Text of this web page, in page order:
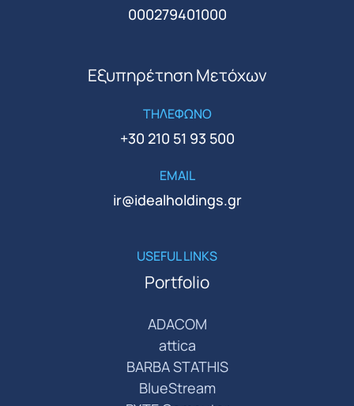
000279401000
Εξυπηρέτηση Μετόχων
ΤΗΛΕΦΩΝΟ
+30 210 51 93 500
EMAIL
ir@idealholdings.gr
USEFUL LINKS
Portfolio
ADACOM
attica
BARBA STATHIS
BlueStream